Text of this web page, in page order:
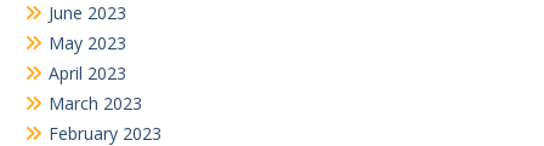
June 2023
May 2023
April 2023
March 2023
February 2023